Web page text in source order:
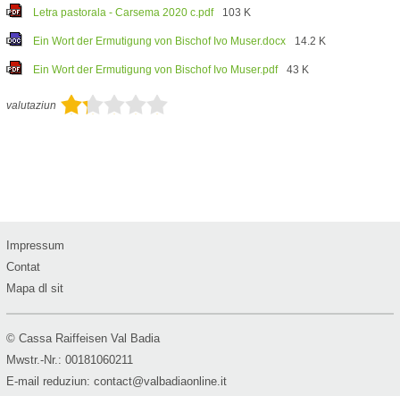
Letra pastorala - Carsema 2020 c.pdf 103 K
Ein Wort der Ermutigung von Bischof Ivo Muser.docx 14.2 K
Ein Wort der Ermutigung von Bischof Ivo Muser.pdf 43 K
valutaziun
Impressum
Contat
Mapa dl sit
© Cassa Raiffeisen Val Badia
Mwstr.-Nr.: 00181060211
E-mail reduziun: contact@valbadiaonline.it